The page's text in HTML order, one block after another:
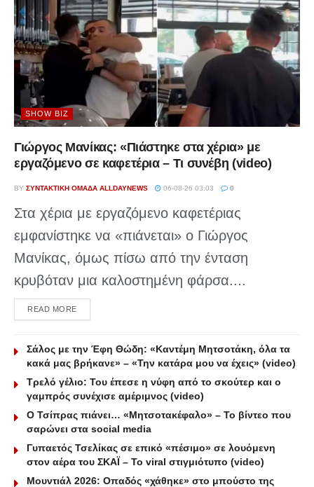
SHOW BIZ
Γιώργος Μανίκας: «Πιάστηκε στα χέρια» με
εργαζόμενο σε καφετέρια – Tι συνέβη (video)
BY ΣΥΝΤΑΚΤΙΚΉ ΟΜΆΔΑ ALLDAYNEWS 06-08-26 03:03 0
Στα χέρια με εργαζόμενο καφετέριας
εμφανίστηκε να «πιάνεται» ο Γιώργος
Μανίκας, όμως πίσω από την ένταση
κρυβόταν μια καλοστημένη φάρσα....
READ MOREDETAILS
Σάλος με την Έφη Θώδη: «Καντέμη Μητσοτάκη, όλα τα
κακά μας βρήκανε» – «Την κατάρα μου να έχεις» (video)
Τρελό γέλιο: Του έπεσε η νύφη από το σκούτερ και ο
γαμπρός συνέχισε αμέριμνος (video)
Ο Τσίπρας πιάνει… «Μητσοτακέφαλο» – Το βίντεο που
σαρώνει στα social media
Γυπαετός Τσελίκας σε επικό «πέσιμο» σε λουόμενη
στον αέρα του ΣΚΑΪ – Το viral στιγμιότυπο (video)
Μουντιάλ 2026: Οπαδός «χάθηκε» στο μπούστο της